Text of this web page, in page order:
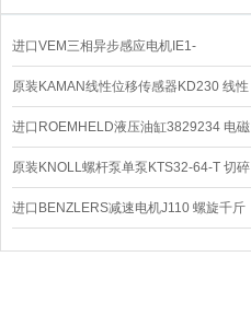
进口VEM三相异步感应电机IE1-
K21R80G4马达
原装KAMAN线性位移传感器KD230 线性
编码器
进口ROEMHELD液压油缸3829234 电磁
阀定位器
原装KNOLL螺杆泵单泵KTS32-64-T 切碎
排屑机
进口BENZLERS减速电机J110 螺旋千斤
顶BD-58